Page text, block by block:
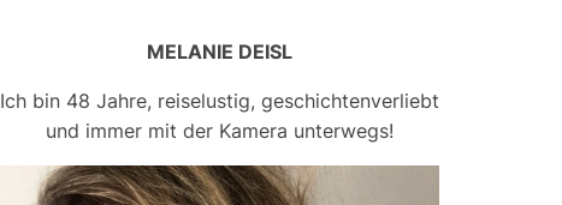
MELANIE DEISL
Ich bin 48 Jahre, reiselustig, geschichtenverliebt
und immer mit der Kamera unterwegs!